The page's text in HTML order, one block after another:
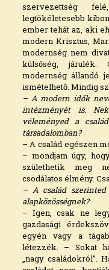
szervezettség
legtökéletesebb
ember tehát az, aki
modern Krisztus,
modernség nem
külsőség, járulék.
modernség állandó
ismételhető. Mindig
– A modern idők
intézményét is.
véleményed a
társadalomban?
– A család egészen
– mondjam úgy,
születhetik meg
csodálatos élmény.
– A család
alapközösségnek?
– Igen, csak ne
gazdasági
egyén vagy a
létezzék. – Sokat
„nagy családokról”.